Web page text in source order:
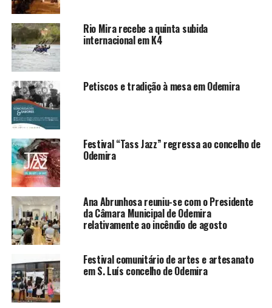
Rio Mira recebe a quinta subida
internacional em K4
Petiscos e tradição à mesa em Odemira
Festival “Tass Jazz” regressa ao concelho de
Odemira
Ana Abrunhosa reuniu-se com o Presidente
da Câmara Municipal de Odemira
relativamente ao incêndio de agosto
Festival comunitário de artes e artesanato
em S. Luís concelho de Odemira